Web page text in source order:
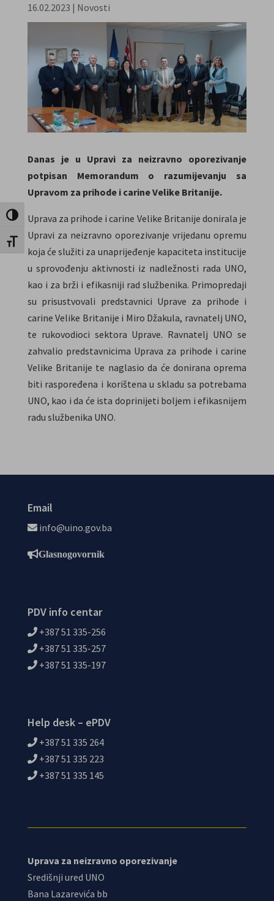
Uključi / isključi visoki kontrast
Uključi / isključi veličinu fonta
16.02.2023 | Novosti
Danas je u Upravi za neizravno oporezivanje
potpisan Memorandum o razumijevanju sa
Upravom za prihode i carine Velike Britanije.
Uprava za prihode i carine Velike Britanije donirala je
Upravi za neizravno oporezivanje vrijedanu opremu
koja će služiti za unaprijeđenje kapaciteta institucije
u sprovođenju aktivnosti iz nadležnosti rada UNO,
kao i za brži i efikasniji rad službenika. Primopredaji
su prisustvovali predstavnici Uprave za prihode i
carine Velike Britanije i Miro Džakula, ravnatelj UNO,
te rukovodioci sektora Uprave. Ravnatelj UNO se
zahvalio predstavnicima Uprava za prihode i carine
Velike Britanije te naglasio da će donirana oprema
biti raspoređena i korištena u skladu sa potrebama
UNO, kao i da će ista doprinijeti boljem i efikasnijem
radu službenika UNO.
Email
info@uino.gov.ba
Glasnogovornik
PDV info centar
+387 51 335-256
+387 51 335-257
+387 51 335-197
Help desk – ePDV
+387 51 335 264
+387 51 335 223
+387 51 335 145
Uprava za neizravno oporezivanje
Središnji ured UNO
Bana Lazarevića bb